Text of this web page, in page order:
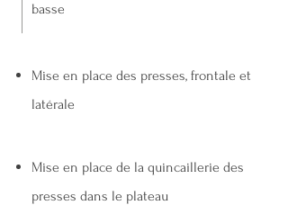
basse
Mise en place des presses, frontale et
latérale
Mise en place de la quincaillerie des
presses dans le plateau